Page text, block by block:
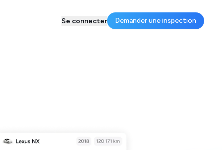
Se connecter Demander une inspection